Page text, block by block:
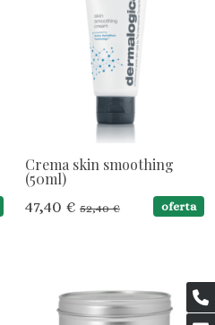
Crema skin smoothing
(50ml)
47,40 € 52,40 € oferta